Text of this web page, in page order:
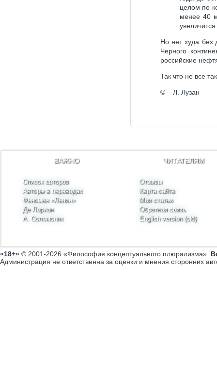
целом по
менее 40
Но нет худа без
Черного
российские
Так что не все
© Л. Лузан
ВАЖНО
Список авторов
Авторы в переводах
Феномен «Ленин»
Де Лориан
А. Соломоник
ЧИТАТЕЛЯМ
Отзывы
Карта сайта
Мои статьи
Обратная связь
English version (old)
«18+» © 2001-2026 «Философия концептуального плюрализма».
Администрация не ответственна за оценки и мнения сторонних